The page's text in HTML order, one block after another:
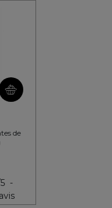
de
5 -
avis